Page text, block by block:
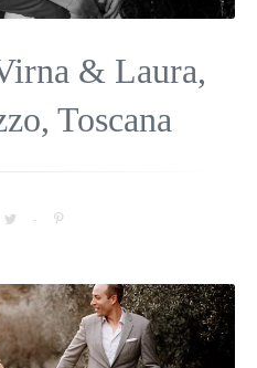
& Laura,
Toscana